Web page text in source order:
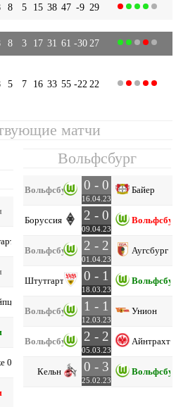
8 5 15 38 47 -9 29
8 3 17 31 61 -30 27
5 7 16 33 55 -22 22
матчи
04
Вольфсбург
Вольфсбург 0 - 0
16.04.23
Байер
Боруссия М 2 - 0
09.04.23
Вольфсбург 2 - 2
01.04.23
Аугсбург
Штутгарт 0 - 1
18.03.23
Вольфсбург 1 - 1
12.03.23
Унион
Вольфсбург 2 - 2
05.03.23
Айнтрахт
Кельн 0 - 3
25.02.23